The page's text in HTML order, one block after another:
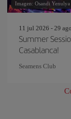
Imagen: Osandi Yenulya
11 jul 2026 - 29
Summer
Casablanca!
Seamens Club